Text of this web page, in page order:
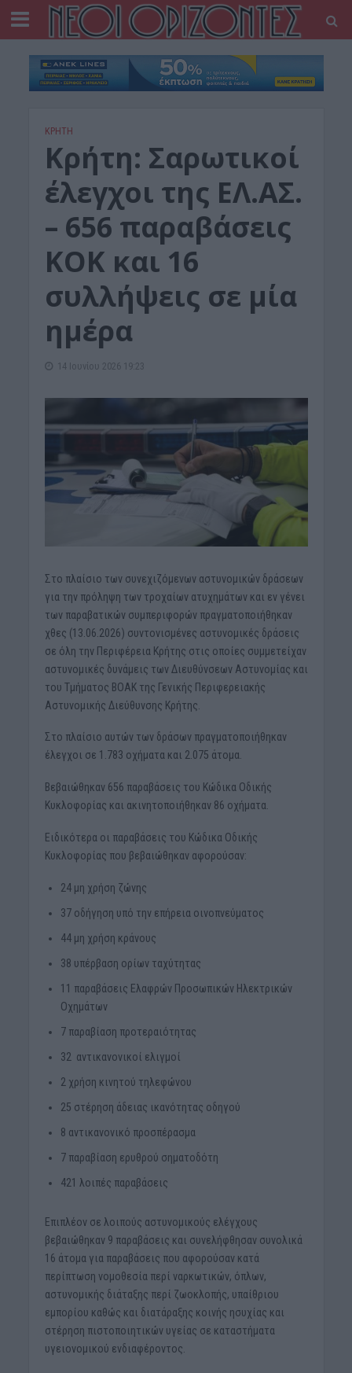
ΚΡΗΤΗ
Κρήτη: Σαρωτικοί
έλεγχοι της ΕΛ.ΑΣ.
– 656 παραβάσεις
ΚΟΚ και 16
συλλήψεις σε μία
ημέρα
14 Ιουνίου 2026 19:23
Στο πλαίσιο των συνεχιζόμενων αστυνομικών δράσεων
για την πρόληψη των τροχαίων ατυχημάτων και εν γένει
των παραβατικών συμπεριφορών πραγματοποιήθηκαν
χθες (13.06.2026) συντονισμένες αστυνομικές δράσεις
σε όλη την Περιφέρεια Κρήτης στις οποίες συμμετείχαν
αστυνομικές δυνάμεις των Διευθύνσεων Αστυνομίας και
του Τμήματος ΒΟΑΚ της Γενικής Περιφερειακής
Αστυνομικής Διεύθυνσης Κρήτης.
Στο πλαίσιο αυτών των δράσων πραγματοποιήθηκαν
έλεγχοι σε 1.783 οχήματα και 2.075 άτομα.
Βεβαιώθηκαν 656 παραβάσεις του Κώδικα Οδικής
Κυκλοφορίας και ακινητοποιήθηκαν 86 οχήματα.
Ειδικότερα οι παραβάσεις του Κώδικα Οδικής
Κυκλοφορίας που βεβαιώθηκαν αφορούσαν:
24 μη χρήση ζώνης
37 οδήγηση υπό την επήρεια οινοπνεύματος
44 μη χρήση κράνους
38 υπέρβαση ορίων ταχύτητας
11 παραβάσεις Ελαφρών Προσωπικών Ηλεκτρικών
Οχημάτων
7 παραβίαση προτεραιότητας
32 αντικανονικοί ελιγμοί
2 χρήση κινητού τηλεφώνου
25 στέρηση άδειας ικανότητας οδηγού
8 αντικανονικό προσπέρασμα
7 παραβίαση ερυθρού σηματοδότη
421 λοιπές παραβάσεις
Επιπλέον σε λοιπούς αστυνομικούς ελέγχους
βεβαιώθηκαν 9 παραβάσεις και συνελήφθησαν συνολικά
16 άτομα για παραβάσεις που αφορούσαν κατά
περίπτωση νομοθεσία περί ναρκωτικών, όπλων,
αστυνομικής διάταξης περί ζωοκλοπής, υπαίθριου
εμπορίου καθώς και διατάραξης κοινής ησυχίας και
στέρηση πιστοποιητικών υγείας σε καταστήματα
υγειονομικού ενδιαφέροντος.